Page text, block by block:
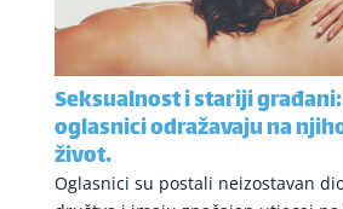
Seksualnost i stariji
oglasnici odražavaju na
život.
Oglasnici su postali neizostavan